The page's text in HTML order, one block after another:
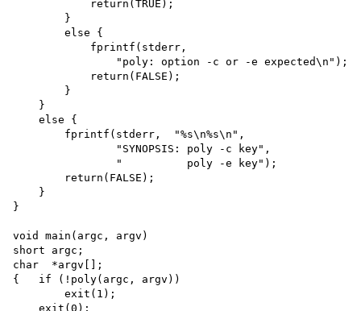
            return(TRUE);
        }
        else {
            fprintf(stderr,
                "poly: option -c or -e expected\n");
            return(FALSE);
        }
    }
    else {
        fprintf(stderr,  "%s\n%s\n",
                "SYNOPSIS: poly -c key",
                "          poly -e key");
        return(FALSE);
    }
}
void main(argc, argv)
short argc;
char  *argv[];
{   if (!poly(argc, argv))
        exit(1);
    exit(0);